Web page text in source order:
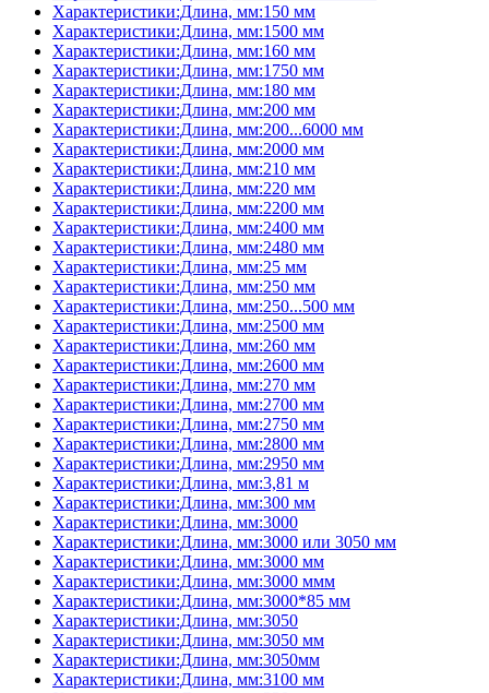
Характеристики:Длина, мм:150 мм
Характеристики:Длина, мм:1500 мм
Характеристики:Длина, мм:160 мм
Характеристики:Длина, мм:1750 мм
Характеристики:Длина, мм:180 мм
Характеристики:Длина, мм:200 мм
Характеристики:Длина, мм:200...6000 мм
Характеристики:Длина, мм:2000 мм
Характеристики:Длина, мм:210 мм
Характеристики:Длина, мм:220 мм
Характеристики:Длина, мм:2200 мм
Характеристики:Длина, мм:2400 мм
Характеристики:Длина, мм:2480 мм
Характеристики:Длина, мм:25 мм
Характеристики:Длина, мм:250 мм
Характеристики:Длина, мм:250...500 мм
Характеристики:Длина, мм:2500 мм
Характеристики:Длина, мм:260 мм
Характеристики:Длина, мм:2600 мм
Характеристики:Длина, мм:270 мм
Характеристики:Длина, мм:2700 мм
Характеристики:Длина, мм:2750 мм
Характеристики:Длина, мм:2800 мм
Характеристики:Длина, мм:2950 мм
Характеристики:Длина, мм:3,81 м
Характеристики:Длина, мм:300 мм
Характеристики:Длина, мм:3000
Характеристики:Длина, мм:3000 или 3050 мм
Характеристики:Длина, мм:3000 мм
Характеристики:Длина, мм:3000 ммм
Характеристики:Длина, мм:3000*85 мм
Характеристики:Длина, мм:3050
Характеристики:Длина, мм:3050 мм
Характеристики:Длина, мм:3050мм
Характеристики:Длина, мм:3100 мм